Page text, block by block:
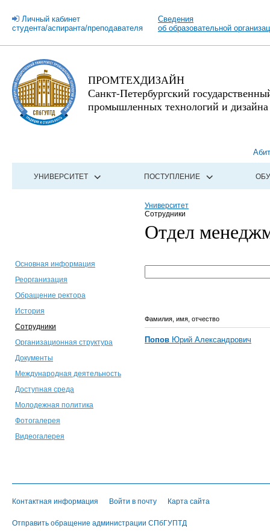
Личный кабинет
студента/аспиранта/преподавателя
Сведения
об образовательной
ПРОМТЕХДИЗАЙН
Санкт-Петербургский
промышленных технологий и дизайна
УНИВЕРСИТЕТ ПОСТУПЛЕНИЕ
Университет
Сотрудники
Отдел
Основная информация
Реорганизация
Обращение ректора
История
Сотрудники
Организационная структура
Документы
Международная деятельность
Доступная среда
Молодежная политика
Фотогалерея
Видеогалерея
Фамилия, имя, отчество
Попов Юрий Александрович
Контактная информация Войти в почту Карта сайта
Отправить обращение администрации СПбГУПТД